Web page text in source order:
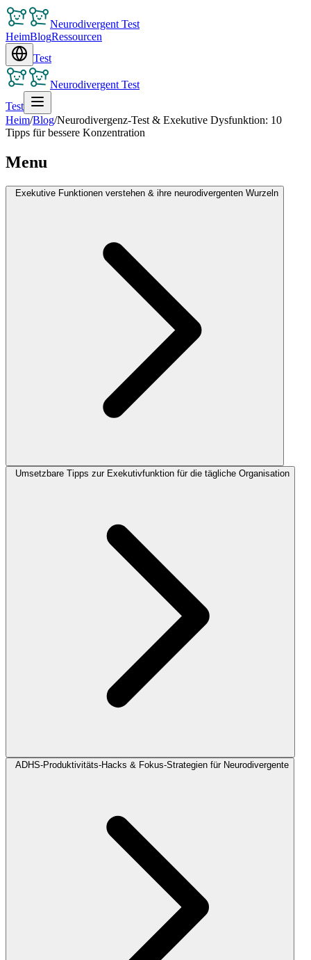
Neurodivergent Test
HeimBlogRessourcen
Test
Neurodivergent Test
Test
Heim/Blog/Neurodivergenz-Test & Exekutive Dysfunktion: 10
Tipps für bessere Konzentration
Menu
Exekutive Funktionen verstehen & ihre neurodivergenten Wurzeln
Umsetzbare Tipps zur Exekutivfunktion für die tägliche Organisation
ADHS-Produktivitäts-Hacks & Fokus-Strategien für Neurodivergente